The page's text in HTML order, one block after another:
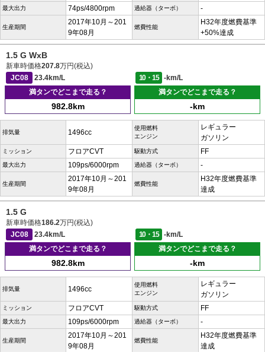
最大出力 74ps/4800rpm 過給器（ターボ） -
生産期間
2017年10月～201
9年08月
燃費性能
H32年度燃費基準
+50%達成
1.5 G WxB
新車時価格207.8万円(税込)
JC08
23.4km/L 10・15
-km/L
満タンでどこまで走る？
982.8km
満タンでどこまで走る？
-km
排気量 1496cc
使用燃料
エンジン
レギュラー
ガソリン
ミッション フロアCVT 駆動方式 FF
最大出力 109ps/6000rpm 過給器（ターボ） -
生産期間
2017年10月～201
9年08月
燃費性能
H32年度燃費基準
達成
1.5 G
新車時価格186.2万円(税込)
JC08
23.4km/L 10・15
-km/L
満タンでどこまで走る？
982.8km
満タンでどこまで走る？
-km
排気量 1496cc
使用燃料
エンジン
レギュラー
ガソリン
ミッション フロアCVT 駆動方式 FF
最大出力 109ps/6000rpm 過給器（ターボ） -
生産期間
2017年10月～201
9年08月
燃費性能
H32年度燃費基準
達成